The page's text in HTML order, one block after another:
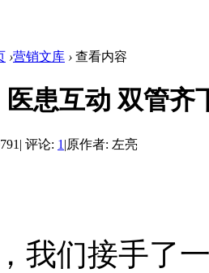
›营销文库 › 查看内容
患互动 双管齐
| 评论: 1 |原作者: 左亮
我们接手